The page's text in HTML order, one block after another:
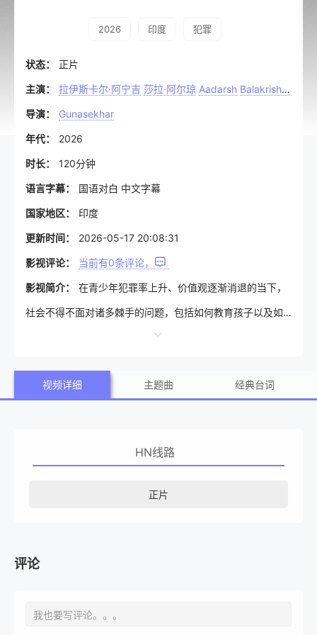
2026 印度 犯罪
状态： 正片
主演： 拉伊斯卡尔·阿宁吉 莎拉·阿尔琼 Aadarsh Balakrishna
导演： Gunasekhar
年代： 2026
时长： 120分钟
语言字幕： 国语对白 中文字幕
国家地区： 印度
更新时间： 2026-05-17 20:08:31
影视评论： 当前有0条评论，
影视简介： 在青少年犯罪率上升、价值观逐渐消退的当下，
社会不得不面对诸多棘手的问题，包括如何教育孩子以及如
何寻求正义，而新一代人也在为追求抱负和做出道德选择所
视频详细
主题曲 经典台词
HN线路
正片
评论